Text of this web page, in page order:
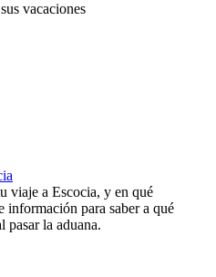
vacaciones
viaje a Escocia, y en qué
información para saber a qué
pasar la aduana.